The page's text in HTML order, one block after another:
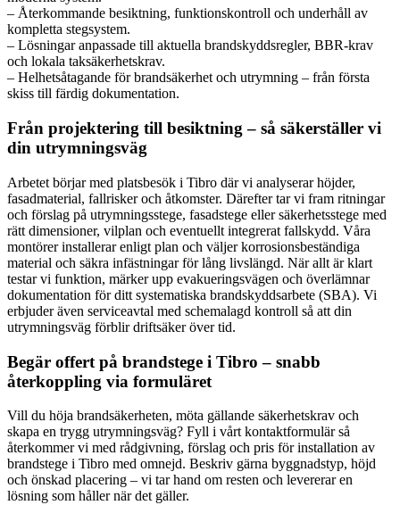
– Återkommande besiktning, funktionskontroll och underhåll av
kompletta stegsystem.
– Lösningar anpassade till aktuella brandskyddsregler, BBR-krav
och lokala taksäkerhetskrav.
– Helhetsåtagande för brandsäkerhet och utrymning – från första
skiss till färdig dokumentation.
Från projektering till besiktning – så säkerställer vi
din utrymningsväg
Arbetet börjar med platsbesök i Tibro där vi analyserar höjder,
fasadmaterial, fallrisker och åtkomster. Därefter tar vi fram ritningar
och förslag på utrymningsstege, fasadstege eller säkerhetsstege med
rätt dimensioner, vilplan och eventuellt integrerat fallskydd. Våra
montörer installerar enligt plan och väljer korrosionsbeständiga
material och säkra infästningar för lång livslängd. När allt är klart
testar vi funktion, märker upp evakueringsvägen och överlämnar
dokumentation för ditt systematiska brandskyddsarbete (SBA). Vi
erbjuder även serviceavtal med schemalagd kontroll så att din
utrymningsväg förblir driftsäker över tid.
Begär offert på brandstege i Tibro – snabb
återkoppling via formuläret
Vill du höja brandsäkerheten, möta gällande säkerhetskrav och
skapa en trygg utrymningsväg? Fyll i vårt kontaktformulär så
återkommer vi med rådgivning, förslag och pris för installation av
brandstege i Tibro med omnejd. Beskriv gärna byggnadstyp, höjd
och önskad placering – vi tar hand om resten och levererar en
lösning som håller när det gäller.